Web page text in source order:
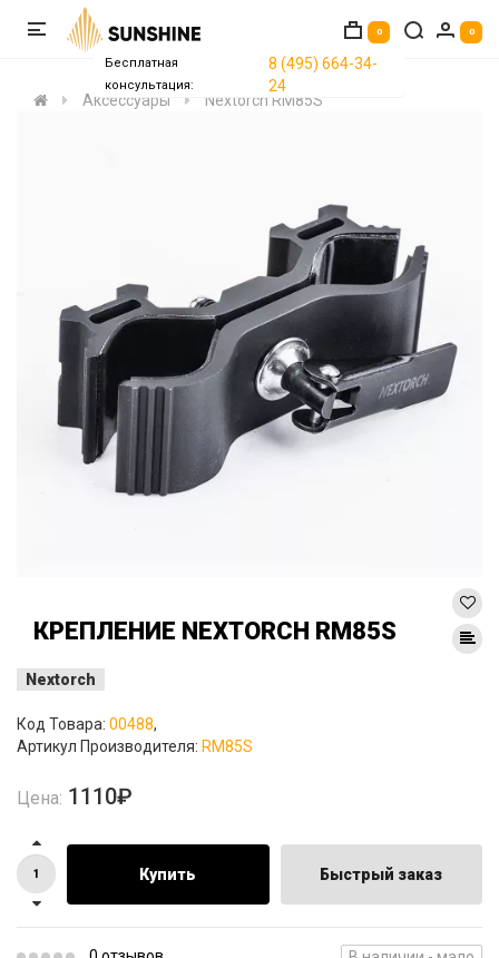
0 0
Бесплатная
консультация:
8 (495) 664-34-
24
Аксессуары
Nextorch RM85S
КРЕПЛЕНИЕ NEXTORCH RM85S
Nextorch
Код Товара: 00488,
Артикул Производителя: RM85S
Цена: 1110₽
Купить Быстрый заказ